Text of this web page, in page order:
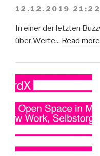
12.12.2019 21:22
In einer der letzten
über Werte... Read